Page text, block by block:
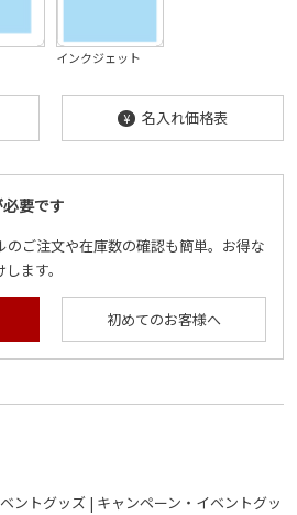
インクジェット
¥ 名入れ価格表
要です
のご注文や在庫数の確認も簡単。お得な
ます。
初めてのお客様へ
ントグッズ| キャンペーン・イベントグッ